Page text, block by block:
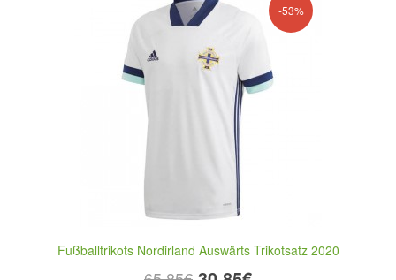
-53%
Fußballtrikots Nordirland Auswärts Trikotsatz 2020